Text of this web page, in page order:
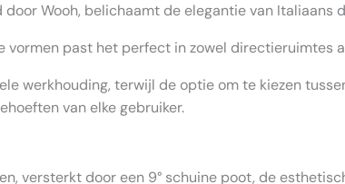
Wooh, belichaamt de elegantie van
past het perfect in zowel directieruimtes
werkhouding, terwijl de optie om te kiezen
van elke gebruiker.
versterkt door een 9° schuine poot, de